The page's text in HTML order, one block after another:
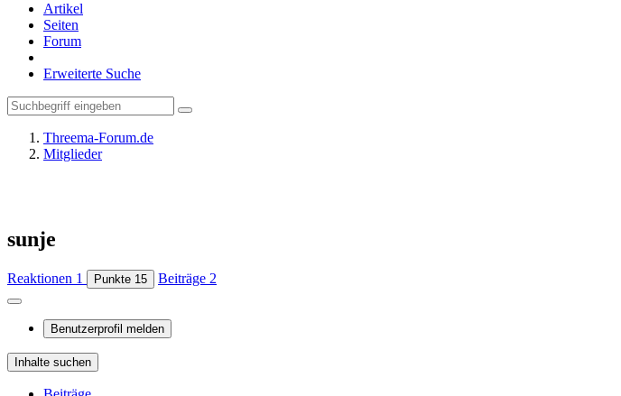
Artikel
Seiten
Forum
Erweiterte Suche
Threema-Forum.de
Mitglieder
sunje
Reaktionen 1 Punkte 15 Beiträge 2
Benutzerprofil melden
Inhalte suchen